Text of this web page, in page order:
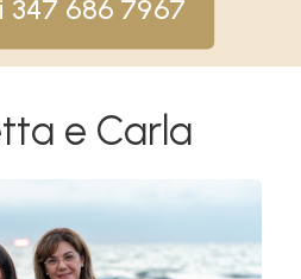
347 686 7967
e Carla